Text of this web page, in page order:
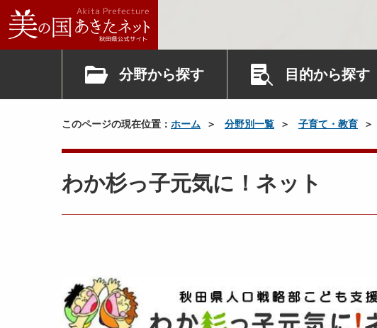
分野から探す 目的から探す
このページの現在位置： ホーム 分野別一覧 子育て・教育
わか杉っ子元気に！ネット